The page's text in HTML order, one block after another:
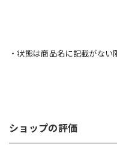
・状態は商品名に記載がない
ショップの評価